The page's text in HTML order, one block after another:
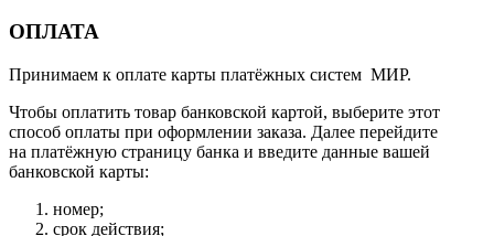
ОПЛАТА
Принимаем к оплате карты платёжных систем МИР.
Чтобы оплатить товар банковской картой, выберите этот
способ оплаты при оформлении заказа. Далее перейдите
на платёжную страницу банка и введите данные вашей
банковской карты:
номер;
срок действия;